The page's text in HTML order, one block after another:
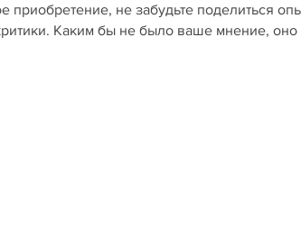
приобретение, не забудьте поделиться
Каким бы не было ваше мнение,